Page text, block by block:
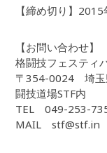
【締め切り】
【お問い合わせ】
格闘技フェスティ
〒354-0024 埼
闘技道場STF内
TEL 049-253-
MAIL stf@stf.in